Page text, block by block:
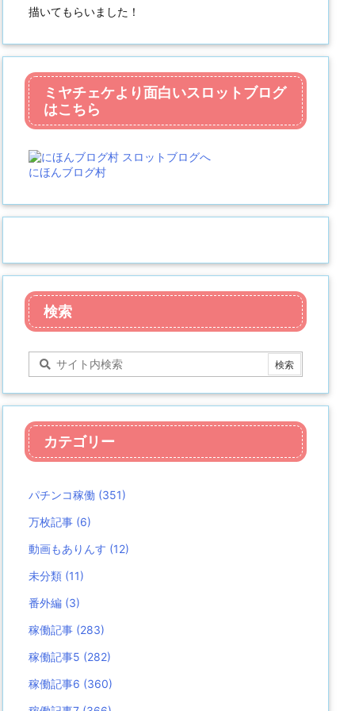
描いてもらいました！
ミヤチェケより面白いスロットブログ
はこちら
にほんブログ村
検索
カテゴリー
パチンコ稼働 (351)
万枚記事 (6)
動画もありんす (12)
未分類 (11)
番外編 (3)
稼働記事 (283)
稼働記事5 (282)
稼働記事6 (360)